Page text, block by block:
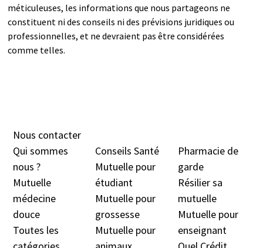
méticuleuses, les informations que nous partageons ne
constituent ni des conseils ni des prévisions juridiques ou
professionnelles, et ne devraient pas être considérées
comme telles.
Nous contacter
Qui sommes
nous ?
Mutuelle
médecine
douce
Toutes les
Conseils Santé
Mutuelle pour
étudiant
Mutuelle pour
grossesse
Mutuelle pour
Pharmacie de
garde
Résilier sa
mutuelle
Mutuelle pour
enseignant